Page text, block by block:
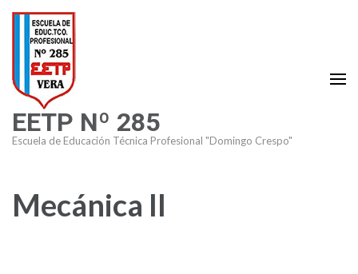
Saltar
contenido
(presiona
tecla
Intro)
EETP Nº 285
Escuela de Educación Técnica Profesional "Domingo Crespo"
Mecánica II